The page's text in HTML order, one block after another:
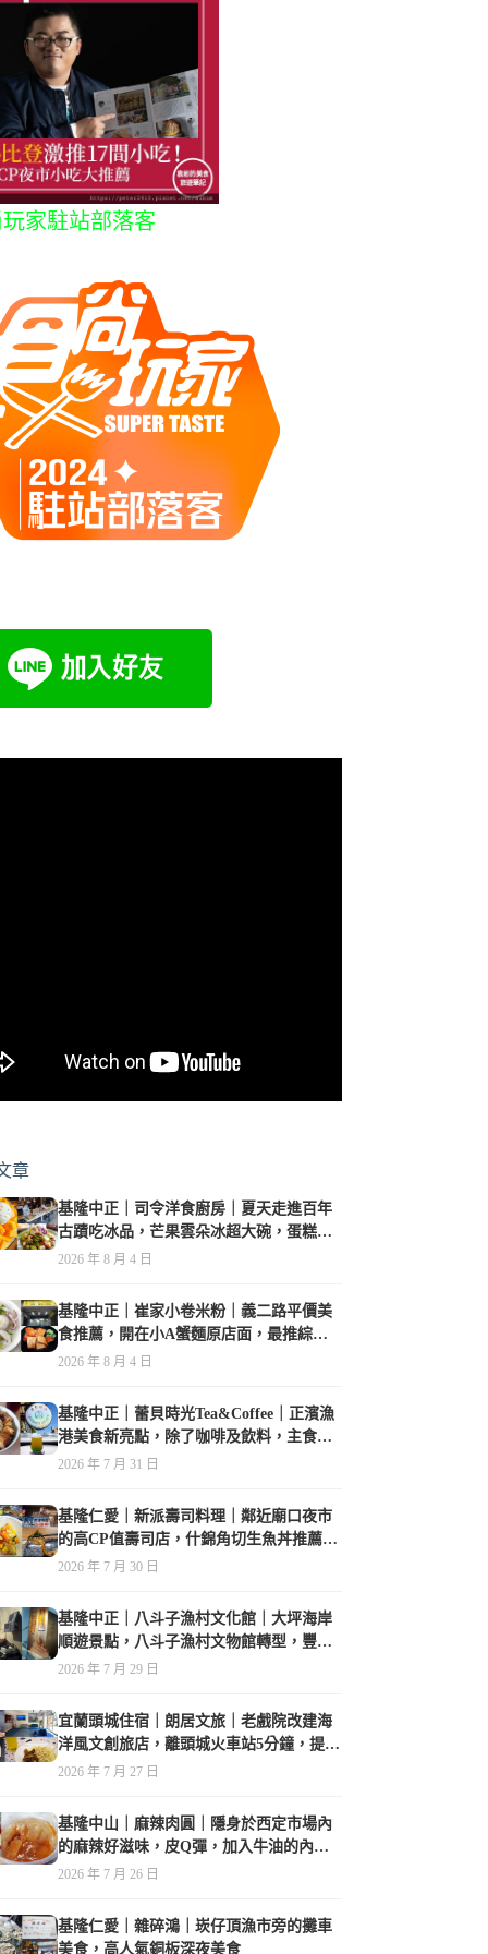
家駐站部落客
章
基隆中正｜司令洋食廚房｜夏天走進百年
古蹟吃冰品，芒果雲朵冰超大碗，蛋糕、
甜點及炸物都在水準之上
2026 年 8 月 4 日
基隆中正｜崔家小卷米粉｜義二路平價美
食推薦，開在小A蟹麵原店面，最推綜合
海鮮麵
2026 年 8 月 4 日
基隆中正｜蕾貝時光Tea&Coffee｜正濱漁
港美食新亮點，除了咖啡及飲料，主食也
很有特色
2026 年 7 月 31 日
基隆仁愛｜新派壽司料理｜鄰近廟口夜市
的高CP值壽司店，什錦角切生魚丼推薦必
點
2026 年 7 月 30 日
基隆中正｜八斗子漁村文化館｜大坪海岸
順遊景點，八斗子漁村文物館轉型，豐富
的漁業文物，值得走訪
2026 年 7 月 29 日
宜蘭頭城住宿｜朗居文旅｜老戲院改建海
洋風文創旅店，離頭城火車站5分鐘，提供
免費夜間宵夜，親子遊戲空間
2026 年 7 月 27 日
基隆中山｜麻辣肉圓｜隱身於西定市場內
的麻辣好滋味，皮Q彈，加入牛油的內餡
香氣誘人
2026 年 7 月 26 日
基隆仁愛｜雜碎鴻｜崁仔頂漁市旁的攤車
美食，高人氣銅板深夜美食